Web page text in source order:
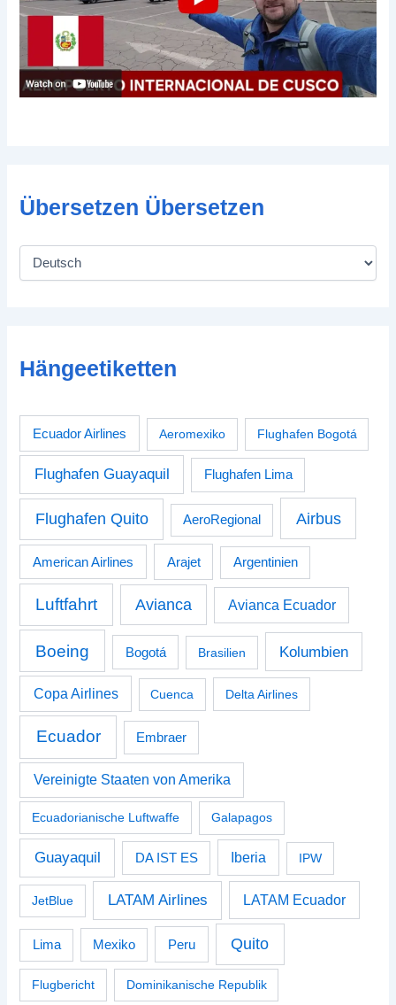
Übersetzen Übersetzen
Hängeetiketten
Ecuador Airlines Aeromexiko Flughafen Bogotá
Flughafen Guayaquil Flughafen Lima
Flughafen Quito AeroRegional Airbus
American Airlines Arajet Argentinien
Luftfahrt Avianca Avianca Ecuador
Boeing Bogotá Brasilien Kolumbien
Copa Airlines Cuenca Delta Airlines
Ecuador Embraer
Vereinigte Staaten von Amerika
Ecuadorianische Luftwaffe Galapagos
Guayaquil DA IST ES Iberia IPW
JetBlue LATAM Airlines LATAM Ecuador
Lima Mexiko Peru Quito
Flugbericht Dominikanische Republik